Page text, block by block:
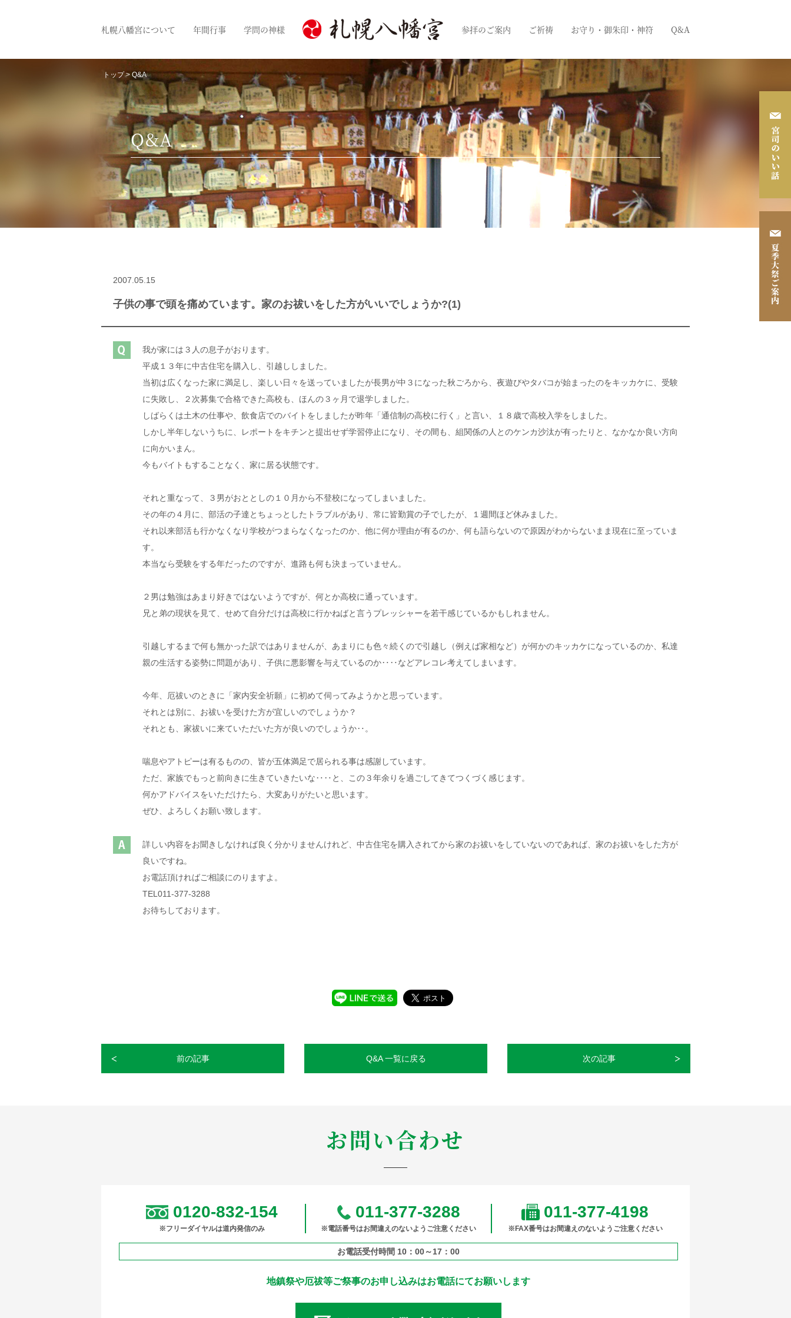
札幌八幡宮について 年間行事 学問の神様 参拝のご案内 ご祈祷 お守り・御朱印・神符 Q&A
トップ> Q&A
Q&A
2007.05.15
子供の事で頭を痛めています。家のお祓いをした方がいいでしょうか?(1)
我が家には３人の息子がおります。
平成１３年に中古住宅を購入し、引越ししました。
当初は広くなった家に満足し、楽しい日々を送っていましたが長男が中３になった秋ごろから、夜遊びやタバコが始まったのをキッカケに、受験
に失敗し、２次募集で合格できた高校も、ほんの３ヶ月で退学しました。
しばらくは土木の仕事や、飲食店でのバイトをしましたが昨年「通信制の高校に行く」と言い、１８歳で高校入学をしました。
しかし半年しないうちに、レポートをキチンと提出せず学習停止になり、その間も、組関係の人とのケンカ沙汰が有ったりと、なかなか良い方向
に向かいまん。
今もバイトもすることなく、家に居る状態です。
それと重なって、３男がおととしの１０月から不登校になってしまいました。
その年の４月に、部活の子達とちょっとしたトラブルがあり、常に皆勤賞の子でしたが、１週間ほど休みました。
それ以来部活も行かなくなり学校がつまらなくなったのか、他に何か理由が有るのか、何も語らないので原因がわからないまま現在に至っていま
す。
本当なら受験をする年だったのですが、進路も何も決まっていません。
２男は勉強はあまり好きではないようですが、何とか高校に通っています。
兄と弟の現状を見て、せめて自分だけは高校に行かねばと言うプレッシャーを若干感じているかもしれません。
引越しするまで何も無かった訳ではありませんが、あまりにも色々続くので引越し（例えば家相など）が何かのキッカケになっているのか、私達
親の生活する姿勢に問題があり、子供に悪影響を与えているのか‥‥などアレコレ考えてしまいます。
今年、厄祓いのときに「家内安全祈願」に初めて伺ってみようかと思っています。
それとは別に、お祓いを受けた方が宜しいのでしょうか？
それとも、家祓いに来ていただいた方が良いのでしょうか‥。
喘息やアトピーは有るものの、皆が五体満足で居られる事は感謝しています。
ただ、家族でもっと前向きに生きていきたいな‥‥と、この３年余りを過ごしてきてつくづく感じます。
何かアドバイスをいただけたら、大変ありがたいと思います。
ぜひ、よろしくお願い致します。
詳しい内容をお聞きしなければ良く分かりませんけれど、中古住宅を購入されてから家のお祓いをしていないのであれば、家のお祓いをした方が
良いですね。
お電話頂ければご相談にのりますよ。
TEL011-377-3288
お待ちしております。
前の記事 Q&A 一覧に戻る 次の記事
お問い合わせ
0120-832-154
※フリーダイヤルは道内発信のみ
011-377-3288
※電話番号はお間違えのないようご注意ください
011-377-4198
※FAX番号はお間違えのないようご注意ください
お電話受付時間 10：00～17：00
地鎮祭や厄祓等ご祭事のお申し込みはお電話にてお願いします